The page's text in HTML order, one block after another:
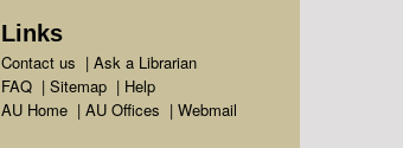
Links
Contact us | Ask a Librarian
FAQ| Sitemap| Help
AU Home| AU Offices | Webmail